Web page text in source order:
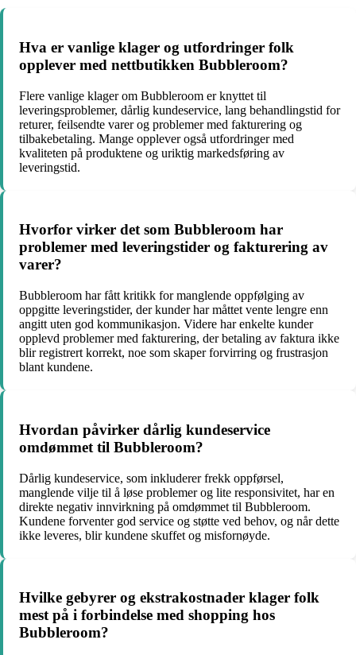
Hva er vanlige klager og utfordringer folk
opplever med nettbutikken Bubbleroom?
Flere vanlige klager om Bubbleroom er knyttet til
leveringsproblemer, dårlig kundeservice, lang behandlingstid for
returer, feilsendte varer og problemer med fakturering og
tilbakebetaling. Mange opplever også utfordringer med
kvaliteten på produktene og uriktig markedsføring av
leveringstid.
Hvorfor virker det som Bubbleroom har
problemer med leveringstider og fakturering av
varer?
Bubbleroom har fått kritikk for manglende oppfølging av
oppgitte leveringstider, der kunder har måttet vente lengre enn
angitt uten god kommunikasjon. Videre har enkelte kunder
opplevd problemer med fakturering, der betaling av faktura ikke
blir registrert korrekt, noe som skaper forvirring og frustrasjon
blant kundene.
Hvordan påvirker dårlig kundeservice
omdømmet til Bubbleroom?
Dårlig kundeservice, som inkluderer frekk oppførsel,
manglende vilje til å løse problemer og lite responsivitet, har en
direkte negativ innvirkning på omdømmet til Bubbleroom.
Kundene forventer god service og støtte ved behov, og når dette
ikke leveres, blir kundene skuffet og misfornøyde.
Hvilke gebyrer og ekstrakostnader klager folk
mest på i forbindelse med shopping hos
Bubbleroom?